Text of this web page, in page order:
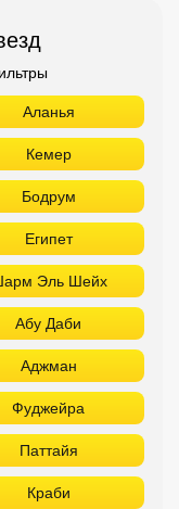
Аланья
Кемер
Бодрум
Египет
Эль Шейх
Абу Даби
Аджман
Фуджейра
Паттайя
Краби